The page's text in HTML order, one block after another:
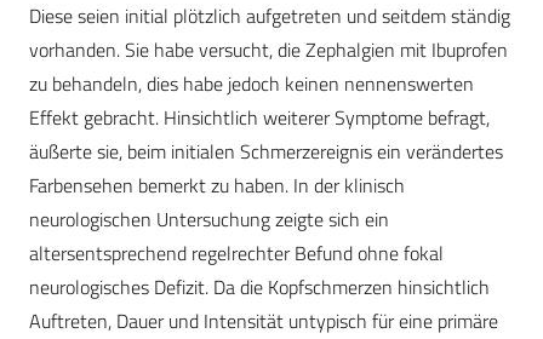
Diese seien initial plötzlich aufgetreten und seitdem ständig
vorhanden. Sie habe versucht, die Zephalgien mit Ibuprofen
zu behandeln, dies habe jedoch keinen nennenswerten
Effekt gebracht. Hinsichtlich weiterer Symptome befragt,
äußerte sie, beim initialen Schmerzereignis ein verändertes
Farbensehen bemerkt zu haben. In der klinisch
neurologischen Untersuchung zeigte sich ein
altersentsprechend regelrechter Befund ohne fokal
neurologisches Defizit. Da die Kopfschmerzen hinsichtlich
Auftreten, Dauer und Intensität untypisch für eine primäre